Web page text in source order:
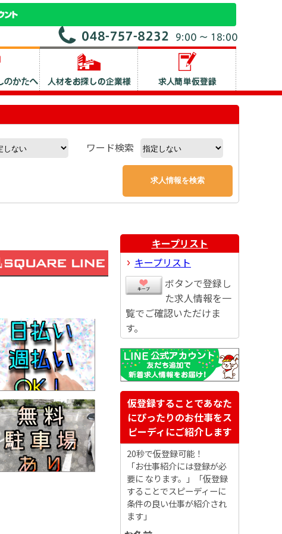
ワード検索
キープリスト
キープリスト
ボタンで登録し
た求人情報を一
覧でご確認いただけま
す。
仮登録することであなた
にぴったりのお仕事をス
ピーディにご紹介します
20秒で仮登録可能！
「お仕事紹介には登録が必
要に なります。」「仮登録
することでスピーディーに
条件の良い仕事が紹介され
ます」